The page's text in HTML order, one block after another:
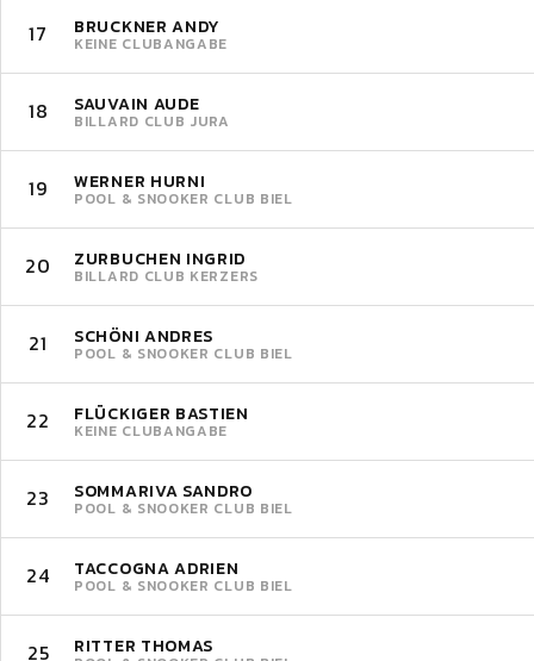
17 BRUCKNER ANDY
KEINE CLUBANGABE
18 SAUVAIN AUDE
BILLARD CLUB JURA
19 WERNER HURNI
POOL & SNOOKER CLUB BIEL
20 ZURBUCHEN INGRID
BILLARD CLUB KERZERS
21 SCHÖNI ANDRES
POOL & SNOOKER CLUB BIEL
22 FLÜCKIGER BASTIEN
KEINE CLUBANGABE
23 SOMMARIVA SANDRO
POOL & SNOOKER CLUB BIEL
24 TACCOGNA ADRIEN
POOL & SNOOKER CLUB BIEL
25 RITTER THOMAS